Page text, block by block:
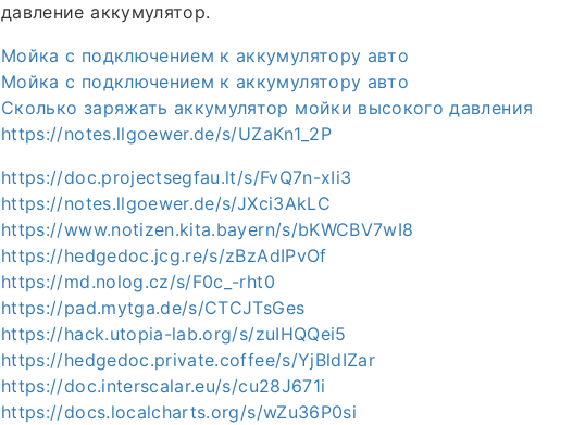
давление аккумулятор.
Мойка с подключением к аккумулятору авто
Мойка с подключением к аккумулятору авто
Сколько заряжать аккумулятор мойки высокого давления
https://notes.llgoewer.de/s/UZaKn1_2P
https://doc.projectsegfau.lt/s/FvQ7n-xIi3
https://notes.llgoewer.de/s/JXci3AkLC
https://www.notizen.kita.bayern/s/bKWCBV7wI8
https://hedgedoc.jcg.re/s/zBzAdIPvOf
https://md.nolog.cz/s/F0c_-rht0
https://pad.mytga.de/s/CTCJTsGes
https://hack.utopia-lab.org/s/zuIHQQei5
https://hedgedoc.private.coffee/s/YjBldIZar
https://doc.interscalar.eu/s/cu28J671i
https://docs.localcharts.org/s/wZu36P0si